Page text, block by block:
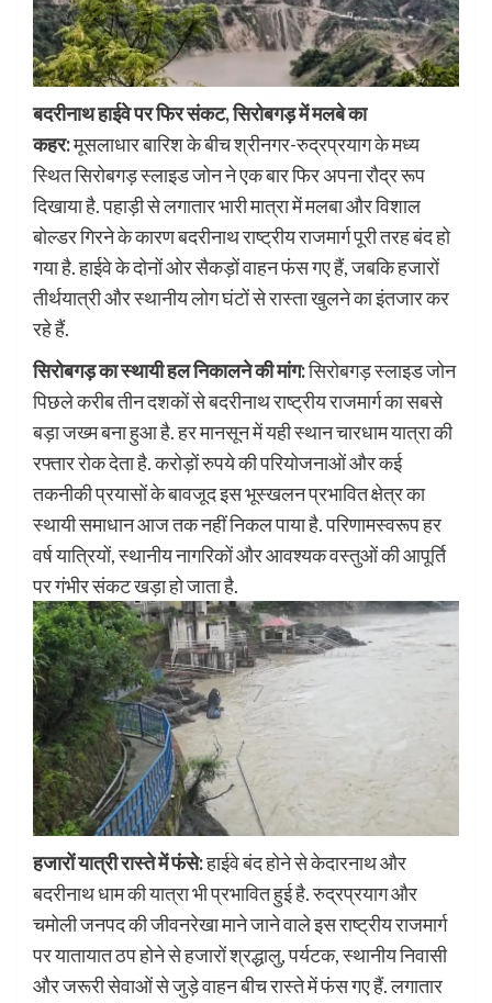
बदरीनाथ हाईवे पर फिर संकट, सिरोबगड़ में मलबे का
कहर:मूसलाधार बारिश के बीच श्रीनगर-रुद्रप्रयाग के मध्य
स्थित सिरोबगड़ स्लाइड जोन ने एक बार फिर अपना रौद्र रूप
दिखाया है. पहाड़ी से लगातार भारी मात्रा में मलबा और विशाल
बोल्डर गिरने के कारण बदरीनाथ राष्ट्रीय राजमार्ग पूरी तरह बंद हो
गया है. हाईवे के दोनों ओर सैकड़ों वाहन फंस गए हैं, जबकि हजारों
तीर्थयात्री और स्थानीय लोग घंटों से रास्ता खुलने का इंतजार कर
रहे हैं.
सिरोबगड़ का स्थायी हल निकालने की मांग:सिरोबगड़ स्लाइड जोन
पिछले करीब तीन दशकों से बदरीनाथ राष्ट्रीय राजमार्ग का सबसे
बड़ा जख्म बना हुआ है. हर मानसून में यही स्थान चारधाम यात्रा की
रफ्तार रोक देता है. करोड़ों रुपये की परियोजनाओं और कई
तकनीकी प्रयासों के बावजूद इस भूस्खलन प्रभावित क्षेत्र का
स्थायी समाधान आज तक नहीं निकल पाया है. परिणामस्वरूप हर
वर्ष यात्रियों, स्थानीय नागरिकों और आवश्यक वस्तुओं की आपूर्ति
पर गंभीर संकट खड़ा हो जाता है.
हजारों यात्री रास्ते में फंसे:हाईवे बंद होने से केदारनाथ और
बदरीनाथ धाम की यात्रा भी प्रभावित हुई है. रुद्रप्रयाग और
चमोली जनपद की जीवनरेखा माने जाने वाले इस राष्ट्रीय राजमार्ग
पर यातायात ठप होने से हजारों श्रद्धालु, पर्यटक, स्थानीय निवासी
और जरूरी सेवाओं से जुड़े वाहन बीच रास्ते में फंस गए हैं. लगातार